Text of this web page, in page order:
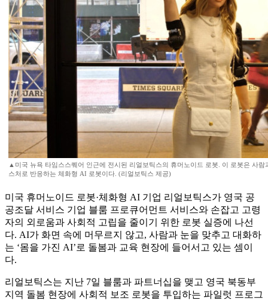
▲미국 뉴욕 타임스스퀘어 인근에 전시된 리얼보틱스의 휴머노이드 로봇. 이 로봇은 사
스처로 반응하는 체화형 AI 로봇이다. (리얼보틱스 제공)
미국 휴머노이드 로봇·체화형 AI 기업 리얼보틱스가 영국 공
공조달 서비스 기업 블룸 프로큐어먼트 서비스와 손잡고 고령
자의 외로움과 사회적 고립을 줄이기 위한 로봇 실증에 나선
다. AI가 화면 속에 머무르지 않고, 사람과 눈을 맞추고 대화하
는 ‘몸을 가진 AI’로 돌봄과 교육 현장에 들어서고 있는 셈이
다.
리얼보틱스는 지난 7일 블룸과 파트너십을 맺고 영국 북동부
지역 돌봄 현장에 사회적 보조 로봇을 투입하는 파일럿 프로그